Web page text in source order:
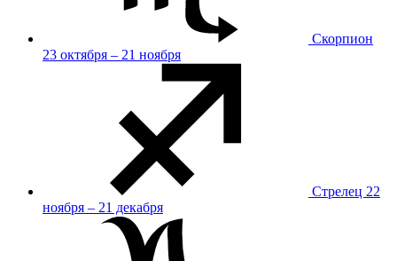
Скорпион
23 октября – 21 ноября
Стрелец 22
ноября – 21 декабря